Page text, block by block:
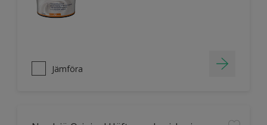
Jämföra